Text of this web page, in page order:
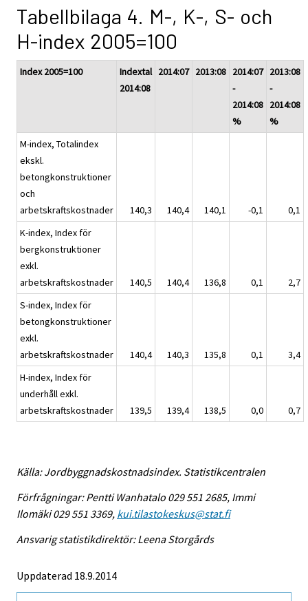
Tabellbilaga 4. M-, K-, S- och
H-index 2005=100
Index 2005=100
Indextal
2014:08
2014:07 2013:08 2014:07
-
2014:08
%
2013:08
-
2014:08
%
M-index, Totalindex
ekskl.
betongkonstruktioner
och
arbetskraftskostnader
140,3 140,4 140,1 -0,1
0,1
K-index, Index för
bergkonstruktioner
exkl.
arbetskraftskostnader
140,5 140,4 136,8 0,1
2,7
S-index, Index för
betongkonstruktioner
exkl.
arbetskraftskostnader
140,4 140,3 135,8 0,1
3,4
H-index, Index för
underhåll exkl.
arbetskraftskostnader
139,5 139,4 138,5 0,0 0,7
Källa: Jordbyggnadskostnadsindex. Statistikcentralen
Förfrågningar: Pentti Wanhatalo 029 551 2685, Immi
Ilomäki 029 551 3369, kui.tilastokeskus@stat.fi
Ansvarig statistikdirektör: Leena Storgårds
Uppdaterad 18.9.2014